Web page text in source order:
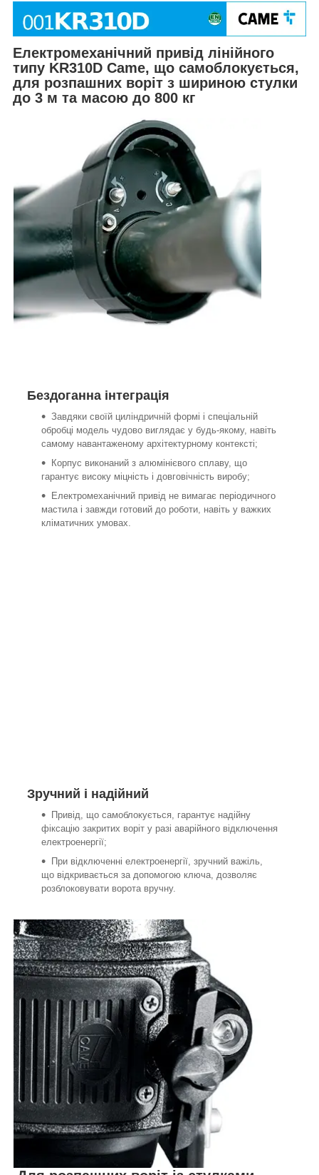
Електромеханічний привід лінійного
типу KR310D Came, що самоблокується,
для розпашних воріт з шириною стулки
до 3 м та масою до 800 кг
Бездоганна інтеграція
Завдяки своїй циліндричній формі і спеціальній
обробці модель чудово виглядає у будь-якому, навіть
самому навантаженому архітектурному контексті;
Корпус виконаний з алюмінієвого сплаву, що
гарантує високу міцність і довговічність виробу;
Електромеханічний привід не вимагає періодичного
мастила і завжди готовий до роботи, навіть у важких
кліматичних умовах.
Зручний і надійний
Привід, що самоблокується, гарантує надійну
фіксацію закритих воріт у разі аварійного відключення
електроенергії;
При відключенні електроенергії, зручний важіль,
що відкривається за допомогою ключа, дозволяє
розблоковувати ворота вручну.